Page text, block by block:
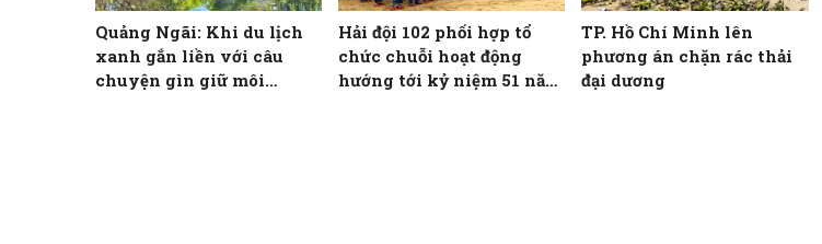
Quảng Ngãi: Khi du lịch
xanh gắn liền với câu
chuyện gìn giữ môi
Hải đội 102 phối hợp tổ
chức chuỗi hoạt động
hướng tới kỷ niệm 51 năm
TP. Hồ Chí Minh lên
phương án chặn rác thải
đại dương